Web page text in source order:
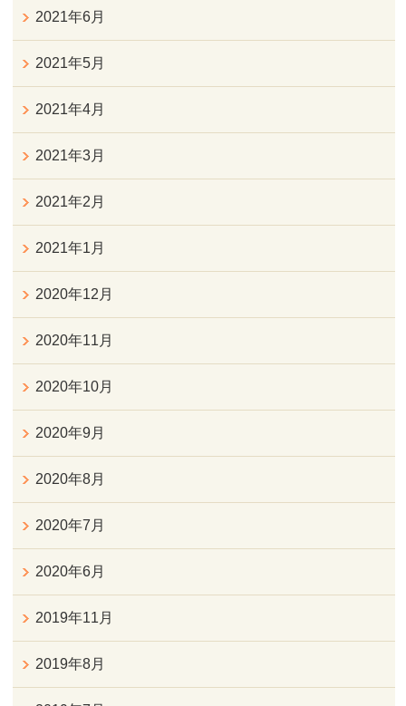
2021年6月
2021年5月
2021年4月
2021年3月
2021年2月
2021年1月
2020年12月
2020年11月
2020年10月
2020年9月
2020年8月
2020年7月
2020年6月
2019年11月
2019年8月